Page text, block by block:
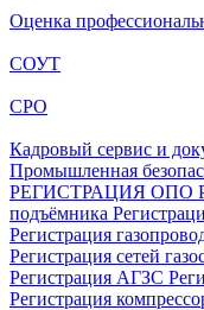
Оценка
СОУТ
СРО
Кадровый сервис и
Промышленная
РЕГИСТРАЦИЯ ОПО
подъёмника
Регистрация
Регистрация сетей
Регистрация АГЗС
Регистрация